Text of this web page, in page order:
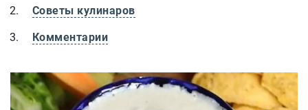
Советы кулинаров
Комментарии
Соус блю-чиз